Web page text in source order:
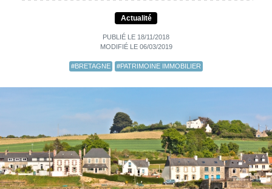
Actualité
PUBLIÉ LE 18/11/2018
MODIFIÉ LE 06/03/2019
#BRETAGNE #PATRIMOINE IMMOBILIER